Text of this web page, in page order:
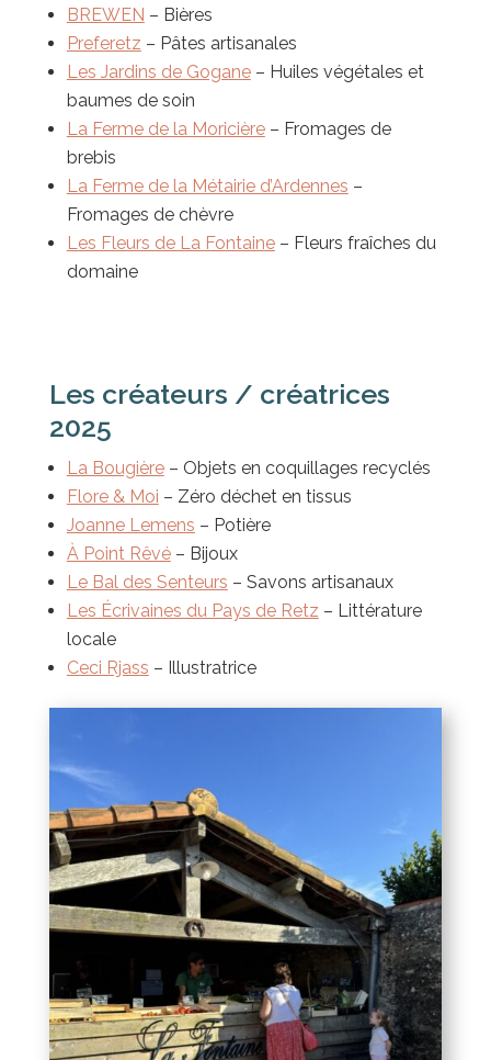
BREWEN – Bières
Preferetz – Pâtes artisanales
Les Jardins de Gogane– Huiles végétales et
baumes de soin
La Ferme de la Moricière– Fromages de
brebis
La Ferme de la Métairie d’Ardennes –
Fromages de chèvre
Les Fleurs de La Fontaine– Fleurs fraîches du
domaine
Les créateurs / créatrices
2025
La Bougière– Objets en coquillages recyclés
Flore & Moi – Zéro déchet en tissus
Joanne Lemens – Potière
À Point Rêvé– Bijoux
Le Bal des Senteurs – Savons artisanaux
Les Écrivaines du Pays de Retz – Littérature
locale
Ceci Rjass – Illustratrice